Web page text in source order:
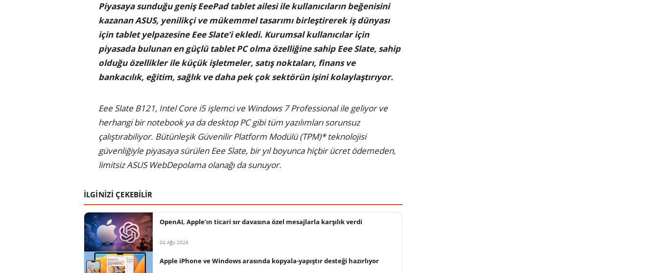
Piyasaya sunduğu geniş EeePad tablet ailesi ile kullanıcıların beğenisini
kazanan ASUS, yenilikçi ve mükemmel tasarımı birleştirerek iş dünyası
için tablet yelpazesine Eee Slate’i ekledi. Kurumsal kullanıcılar için
piyasada bulunan en güçlü tablet PC olma özelliğine sahip Eee Slate, sahip
olduğu özellikler ile küçük işletmeler, satış noktaları, finans ve
bankacılık, eğitim, sağlık ve daha pek çok sektörün işini kolaylaştırıyor.
Eee Slate B121, Intel Core i5 işlemci ve Windows 7 Professional ile geliyor ve
herhangi bir notebook ya da desktop PC gibi tüm yazılımları sorunsuz
çalıştırabiliyor. Bütünleşik Güvenilir Platform Modülü (TPM)* teknolojisi
güvenliğiyle piyasaya sürülen Eee Slate, bir yıl boyunca hiçbir ücret ödemeden,
limitsiz ASUS WebDepolama olanağı da sunuyor.
İLGİNİZİ ÇEKEBİLİR
OpenAI, Apple’ın ticari sır davasına özel mesajlarla karşılık verdi
04 Ağu 2026
Apple iPhone ve Windows arasında kopyala-yapıştır desteği hazırlıyor